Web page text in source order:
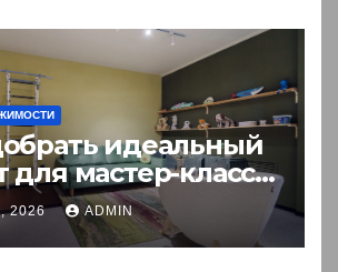
идеальный
для мастер-класса:
гид
2026 ADMIN